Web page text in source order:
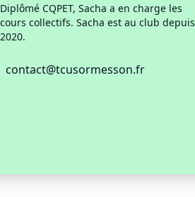
Diplômé CQPET, Sacha a en charge les
cours collectifs. Sacha est au club depuis
2020.
contact@tcusormesson.fr